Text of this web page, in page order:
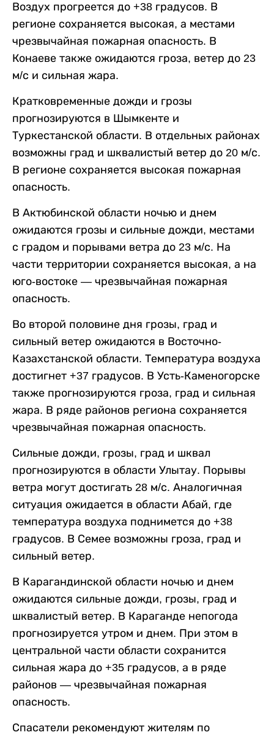
Воздух прогреется до +38 градусов. В
регионе сохраняется высокая, а местами
чрезвычайная пожарная опасность. В
Конаеве также ожидаются гроза, ветер до 23
м/с и сильная жара.
Кратковременные дожди и грозы
прогнозируются в Шымкенте и
Туркестанской области. В отдельных районах
возможны град и шквалистый ветер до 20 м/с.
В регионе сохраняется высокая пожарная
опасность.
В Актюбинской области ночью и днем
ожидаются грозы и сильные дожди, местами
с градом и порывами ветра до 23 м/с. На
части территории сохраняется высокая, а на
юго-востоке — чрезвычайная пожарная
опасность.
Во второй половине дня грозы, град и
сильный ветер ожидаются в Восточно-
Казахстанской области. Температура воздуха
достигнет +37 градусов. В Усть-Каменогорске
также прогнозируются гроза, град и сильная
жара. В ряде районов региона сохраняется
чрезвычайная пожарная опасность.
Сильные дожди, грозы, град и шквал
прогнозируются в области Улытау. Порывы
ветра могут достигать 28 м/с. Аналогичная
ситуация ожидается в области Абай, где
температура воздуха поднимется до +38
градусов. В Семее возможны гроза, град и
сильный ветер.
В Карагандинской области ночью и днем
ожидаются сильные дожди, грозы, град и
шквалистый ветер. В Караганде непогода
прогнозируется утром и днем. При этом в
центральной части области сохранится
сильная жара до +35 градусов, а в ряде
районов — чрезвычайная пожарная
опасность.
Спасатели рекомендуют жителям по